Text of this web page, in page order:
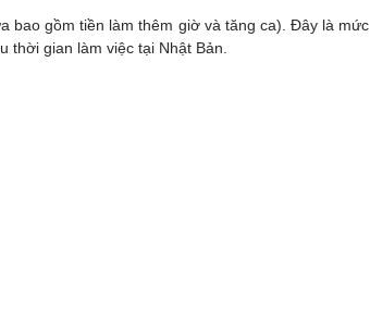
bao gồm tiền làm thêm giờ và tăng ca). Đây là mức
gian làm việc tại Nhật Bản.